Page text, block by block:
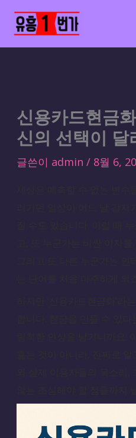
츠
신용카드현금
신의 선택이 달
글쓴이 admin/ 8월 6,
그리고 또 다른 누군가는